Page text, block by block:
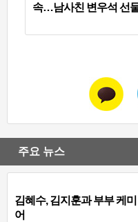
속…남사친 변우석 선물
주요 뉴스
김혜수, 김지훈과 부부 케미
어